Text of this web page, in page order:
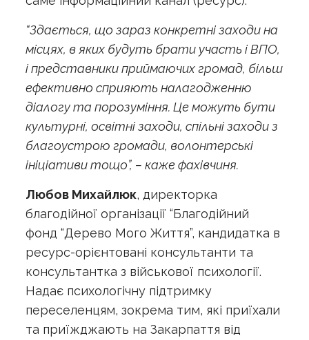
“Здається, що зараз конкретні заходи на
місцях, в яких будуть брати участь і ВПО,
і представники приймаючих громад, більш
ефективно сприяють налагодженню
діалогу та порозуміння. Це можуть бути
культурні, освітні заходи, спільні заходи з
благоустрою громади, волонтерські
ініціативи тощо”, – каже фахівчиня.
Любов Михайлюк, директорка
благодійної організації “Благодійний
фонд “Дерево Мого Життя”, кандидатка в
ресурс-орієнтовані консультанти та
консультантка з військової психології.
Надає психологічну підтримку
переселенцям, зокрема тим, які приїхали
та приїжджають на Закарпаття від